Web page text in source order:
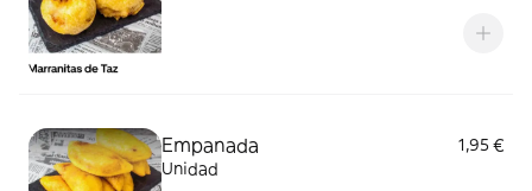
Empanada
1,95 €
Unidad